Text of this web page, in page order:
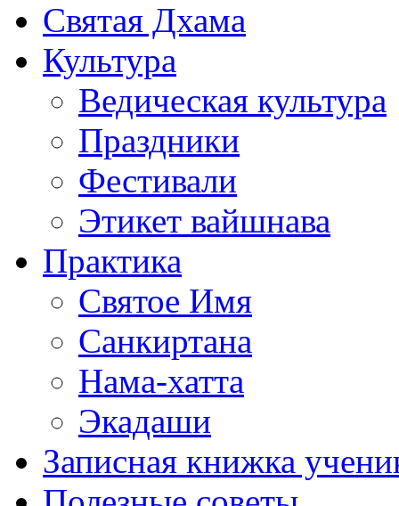
Святая Дхама
Культура
Ведическая культура
Праздники
Фестивали
Этикет вайшнава
Практика
Святое Имя
Санкиртана
Нама-хатта
Экадаши
Записная книжка